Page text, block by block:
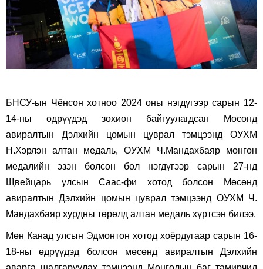
БНСУ-ын Чёнсон хотноо 2024 оны нэгдүгээр сарын 12-
14-ны өдрүүдэд зохион байгуулагдсан Мөсөнд
авиралтын Дэлхийн цомын цуврал тэмцээнд ОУХМ
Н.Хэрлэн алтан медаль, ОУХМ Ч.Мандахбаяр мөнгөн
медалийн эзэн болсон бол нэгдүгээр сарын 27-нд
Щвейцарь улсын Саас-фи хотод болсон Мөсөнд
авиралтын Дэлхийн цомын цуврал тэмцээнд ОУХМ Ч.
Мандахбаяр хурдны төрөлд алтан медаль хүртсэн билээ.
Мөн Канад улсын Эдмонтон хотод хоёрдугаар сарын 16-
18-ны өдрүүдэд болсон мөсөнд авиралтын Дэлхийн